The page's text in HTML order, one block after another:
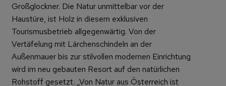
Großglockner. Die Natur unmittelbar vor der
Haustüre, ist Holz in diesem exklusiven
Tourismusbetrieb allgegenwärtig. Von der
Vertäfelung mit Lärchenschindeln an der
Außenmauer bis zur stilvollen modernen Einrichtung
wird im neu gebauten Resort auf den natürlichen
Rohstoff gesetzt. „Von Natur aus Österreich ist